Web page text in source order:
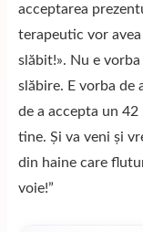
acceptarea
terapeutic vor
slăbit!». Nu e
slăbire. E vorba de
de a accepta un
tine. Și va veni și
din haine care
voie!”